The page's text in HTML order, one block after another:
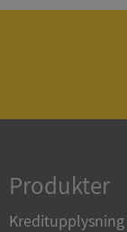
Produkter
Kreditupplysning
Strikt
och